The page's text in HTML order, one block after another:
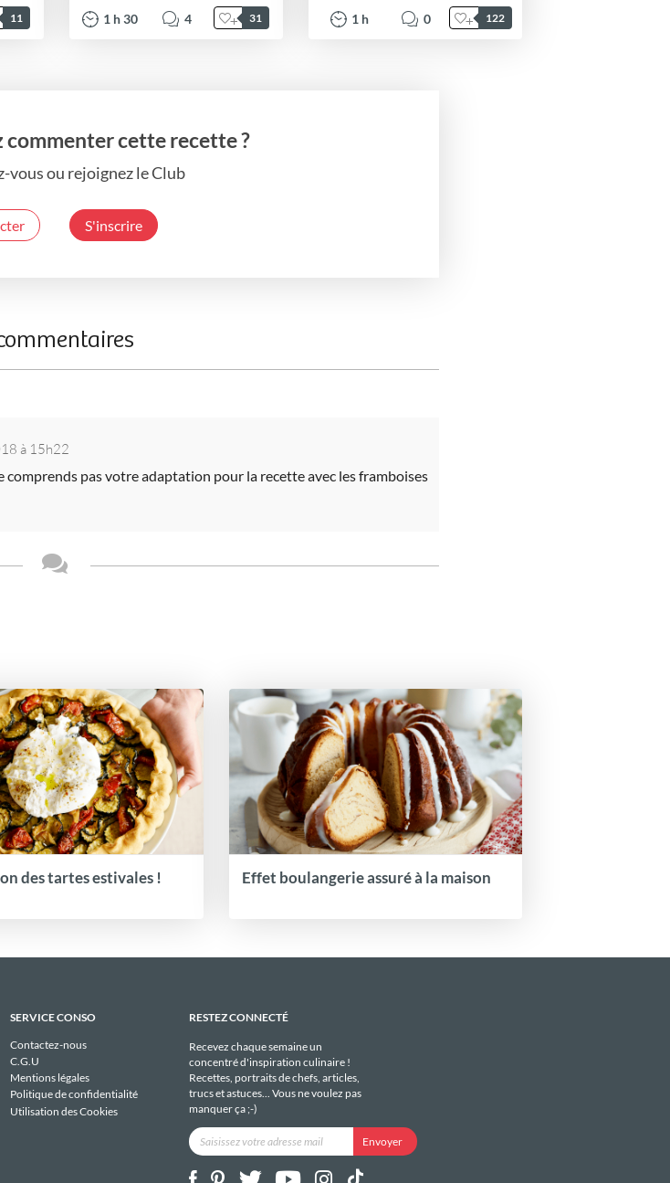
11 1 h30 4 31 1 h 0 122
commenter cette recette ?
vous ou rejoignez le Club
S'inscrire
à 15h22
comprends pas votre adaptation pour la recette avec les framboises
des tartes estivales ! Effet boulangerie assuré à la maison
SERVICE CONSO
Contactez-nous
C.G.U
Mentions légales
Politique de confidentialité
Utilisation des Cookies
RESTEZ CONNECTÉ
Recevez chaque semaine un
concentré d'inspiration culinaire !
Recettes, portraits de chefs, articles,
trucs et astuces... Vous ne voulez pas
manquer ça ;-)